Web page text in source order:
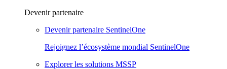
Devenir partenaire
Devenir partenaire SentinelOne
Rejoignez l’écosystème mondial SentinelOne
Explorer les solutions MSSP